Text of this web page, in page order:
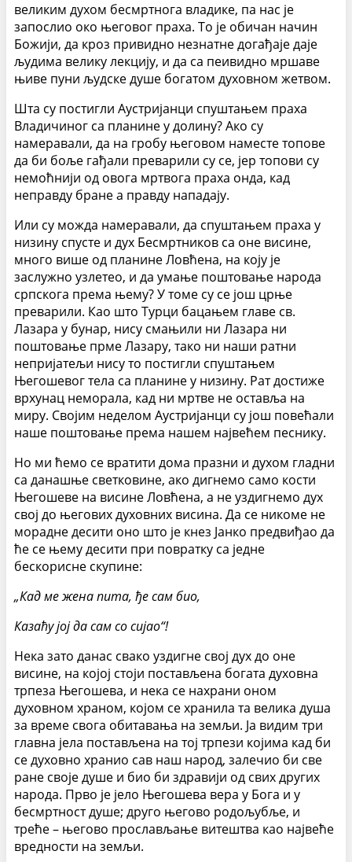
великим духом бесмртнога владике, па нас је
запослио око његовог праха. То је обичан начин
Божији, да кроз привидно незнатне догађаје даје
људима велику лекцију, и да са пеивидно мршаве
њиве пуни људске душе богатом духовном жетвом.
Шта су постигли Аустријанци спуштањем праха
Владичиног са планине у долину? Ако су
намеравали, да на гробу његовом наместе топове
да би боље гађали преварили су се, јер топови су
немоћнији од овога мртвога праха онда, кад
неправду бране а правду нападају.
Или су можда намеравали, да спуштањем праха у
низину спусте и дух Бесмртников са оне висине,
много више од планине Ловћена, на коју је
заслужно узлетео, и да умање поштовање народа
српскога према њему? У томе су се још црње
преварили. Као што Турци бацањем главе св.
Лазара у бунар, нису смањили ни Лазара ни
поштовање прме Лазару, тако ни наши ратни
непријатељи нису то постигли спуштањем
Његошевог тела са планине у низину. Рат достиже
врхунац неморала, кад ни мртве не оставља на
миру. Својим неделом Аустријанци су још повећали
наше поштовање према нашем највећем песнику.
Но ми ћемо се вратити дома празни и духом гладни
са данашње светковине, ако дигнемо само кости
Његошеве на висине Ловћена, а не уздигнемо дух
свој до његових духовних висина. Да се никоме не
морадне десити оно што је кнез Јанко предвиђао да
ће се њему десити при повратку са једне
бескорисне скупине:
„Кад ме жена пита, ђе сам био,
Казаћу јој да сам со сијао“!
Нека зато данас свако уздигне свој дух до оне
висине, на којој стоји постављена богата духовна
трпеза Његошева, и нека се нахрани оном
духовном храном, којом се хранила та велика душа
за време свога обитавања на земљи. Ја видим три
главна јела постављена на тој трпези којима кад би
се духовно хранио сав наш народ, залечио би све
ране своје душе и био би здравији од свих других
народа. Прво је јело Његошева вера у Бога и у
бесмртност душе; друго његово родољубље, и
треће – његово прослављање витештва као највеће
вредности на земљи.